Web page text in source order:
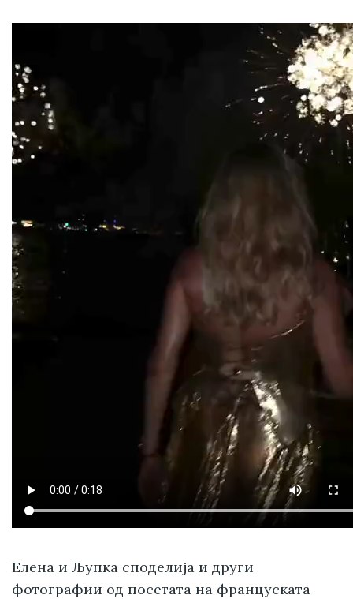
Елена и Љупка споделија и други
фотографии од посетата на француската